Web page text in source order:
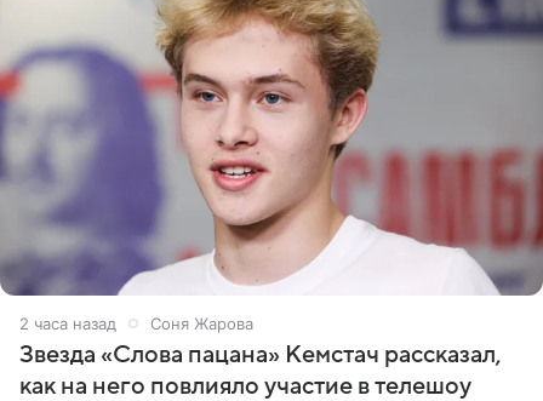
2 часа назад Соня Жарова
Звезда «Слова пацана» Кемстач рассказал,
как на него повлияло участие в телешоу